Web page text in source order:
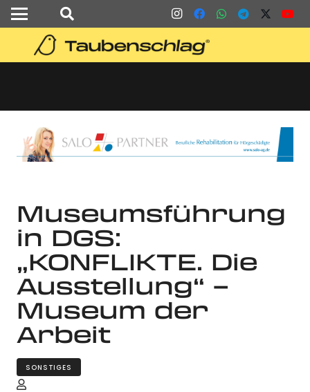
Museumsführung
in DGS:
„KONFLIKTE. Die
Ausstellung“ –
Museum der
Arbeit
SONSTIGES